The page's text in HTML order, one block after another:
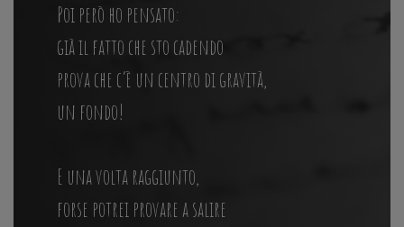
Poi però ho pensato:
già il fatto che sto cadendo
prova che c’è un centro di gravità,
un fondo!
E una volta raggiunto,
forse potrei provare a salire